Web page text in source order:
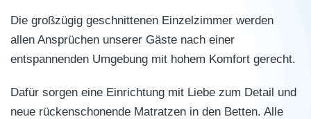
Die großzügig geschnittenen Einzelzimmer werden
allen Ansprüchen unserer Gäste nach einer
entspannenden Umgebung mit hohem Komfort gerecht.
Dafür sorgen eine Einrichtung mit Liebe zum Detail und
neue rückenschonende Matratzen in den Betten. Alle